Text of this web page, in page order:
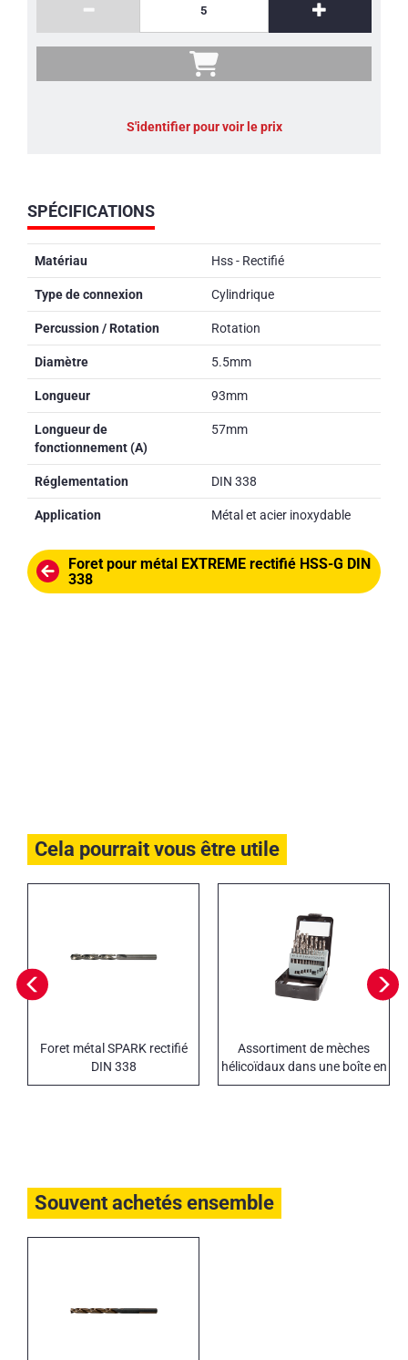
SPÉCIFICATIONS
Matériau Hss - Rectifié
Type de connexion Cylindrique
Percussion / Rotation Rotation
Diamètre 5.5mm
Longueur 93mm
Longueur de
fonctionnement (A)
57mm
Réglementation DIN 338
Application Métal et acier inoxydable
Foret pour métal EXTREME rectifié HSS-G DIN
338
S'identifier pour voir le prix
Cela pourrait vous être utile
Foret métal SPARK rectifié
DIN 338
Assortiment de mèches
hélicoïdaux dans une boîte en
métal
Souvent achetés ensemble